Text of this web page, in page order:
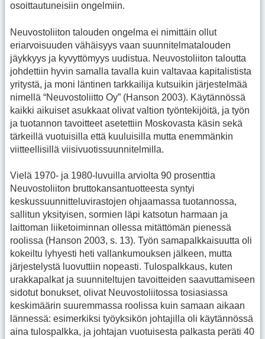
osoittautuneisiin ongelmiin.
Neuvostoliiton talouden ongelma ei nimittäin ollut
eriarvoisuuden vähäisyys vaan suunnitelmatalouden
jäykkyys ja kyvyttömyys uudistua. Neuvostoliiton taloutta
johdettiin hyvin samalla tavalla kuin valtavaa kapitalistista
yritystä, ja moni läntinen tarkkailija kutsuikin järjestelmää
nimellä “Neuvostoliitto Oy” (Hanson 2003). Käytännössä
kaikki aikuiset asukkaat olivat valtion työntekijöitä, ja työn
ja tuotannon tavoitteet asetettiin Moskovasta käsin sekä
tärkeillä vuotuisilla että kuuluisilla mutta enemmänkin
viitteellisillä viisivuotissuunnitelmilla.
Vielä 1970- ja 1980-luvuilla arviolta 90 prosenttia
Neuvostoliiton bruttokansantuotteesta syntyi
keskussuunnitteluvirastojen ohjaamassa tuotannossa,
sallitun yksityisen, sormien läpi katsotun harmaan ja
laittoman liiketoiminnan ollessa mitättömän pienessä
roolissa (Hanson 2003, s. 13). Työn samapalkkaisuutta oli
kokeiltu lyhyesti heti vallankumouksen jälkeen, mutta
järjestelystä luovuttiin nopeasti. Tulospalkkaus, kuten
urakkapalkat ja suunniteltujen tavoitteiden saavuttamiseen
sidotut bonukset, olivat Neuvostoliitossa tosiasiassa
keskimäärin suuremmassa roolissa kuin samaan aikaan
lännessä: esimerkiksi työyksikön johtajilla oli käytännössä
aina tulospalkka, ja johtajan vuotuisesta palkasta peräti 40